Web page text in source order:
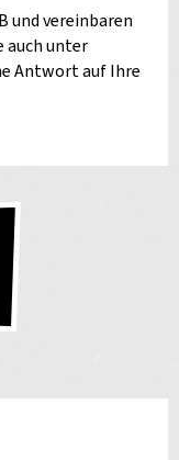
und vereinbaren
auch unter
Antwort auf Ihre